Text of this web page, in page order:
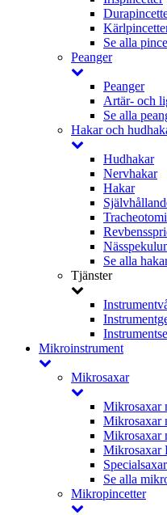
Se alla
Peanger
Peanger
Artär- och
Se alla
Hakar och
Hudhakar
Nervhakar
Hakar
Se alla
Tjänster
Mikroinstrument
Mikrosaxar
Mikrosaxar
Mikrosaxar
Mikrosaxar
Mikrosaxar
Se alla
Mikropincetter